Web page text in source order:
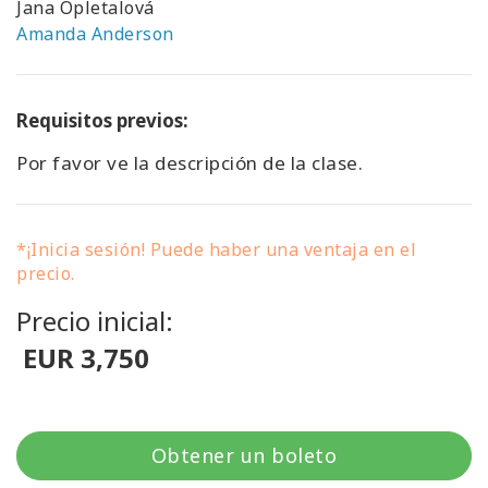
Jana Opletalová
Amanda Anderson
Requisitos previos:
Por favor ve la descripción de la clase.
*¡Inicia sesión! Puede haber una ventaja en el
precio.
Precio inicial:
EUR 3,750
Obtener un boleto